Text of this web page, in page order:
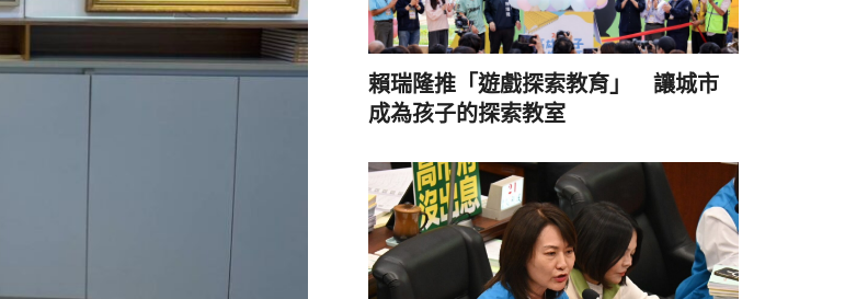
賴瑞隆推「遊戲探索教育」 讓城市
成為孩子的探索教室